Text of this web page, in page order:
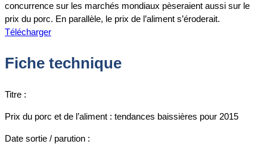
concurrence sur les marchés mondiaux pèseraient aussi sur le
prix du porc. En parallèle, le prix de l’aliment s’éroderait.
Télécharger
Fiche technique
Titre :
Prix du porc et de l’aliment : tendances baissières pour 2015
Date sortie / parution :